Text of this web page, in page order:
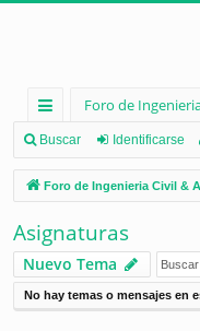
nl
ac
es
rá
pi
d
Foro de
Buscar Identificarse
Foro de Ingenieria Civil &
Asignaturas
Nuevo Tema
No hay temas o mensajes en